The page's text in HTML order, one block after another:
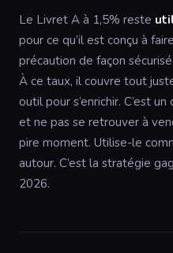
Le Livret A à 1,5% reste
pour ce qu’il est conçu à
précaution de façon
À ce taux, il couvre tout
outil pour s’enrichir. C’est
et ne pas se retrouver à
pire moment. Utilise-le
autour. C’est la stratégie
2026.